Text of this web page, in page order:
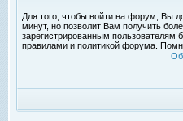
Для того, чтобы войти на форум, Вы
минут, но позволит Вам получить
зарегистрированным пользователям
правилами и политикой форума.